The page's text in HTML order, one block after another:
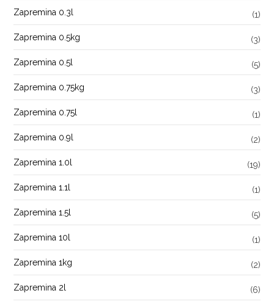
Zapremina 0.3l (1)
Zapremina 0.5kg (3)
Zapremina 0.5l (5)
Zapremina 0.75kg (3)
Zapremina 0.75l (1)
Zapremina 0.9l (2)
Zapremina 1.0l (19)
Zapremina 1.1l (1)
Zapremina 1.5l (5)
Zapremina 10l (1)
Zapremina 1kg (2)
Zapremina 2l (6)